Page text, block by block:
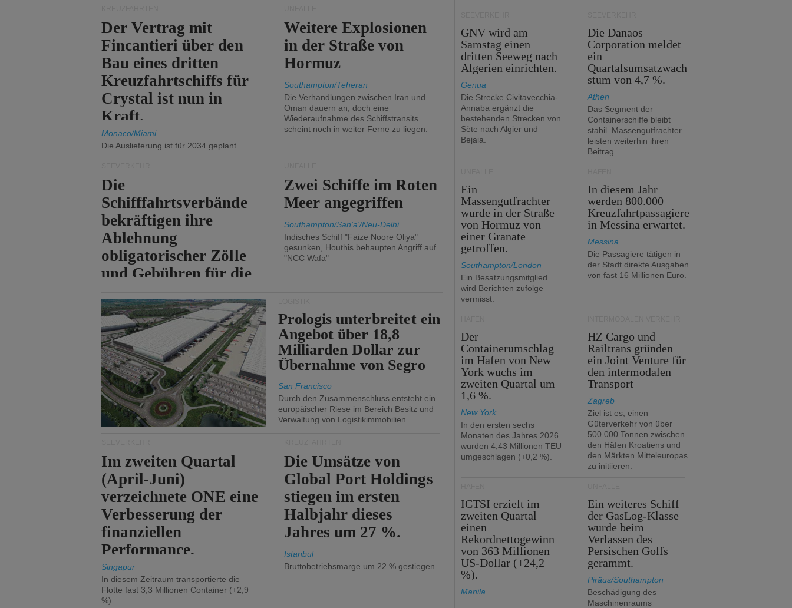
Der Vertrag mit
Fincantieri über den
Bau eines dritten
Kreuzfahrtschiffs für
Crystal ist nun in
Kraft.
Monaco/Miami
Die Auslieferung ist für 2034 geplant.
Weitere Explosionen
in der Straße von
Hormuz
Southampton/Teheran
Die Verhandlungen zwischen Iran und
Oman dauern an, doch eine
Wiederaufnahme des Schiffstransits
scheint noch in weiter Ferne zu liegen.
Die
Schifffahrtsverbände
bekräftigen ihre
Ablehnung
obligatorischer Zölle
und Gebühren für die
von Hormuz.
Zwei Schiffe im Roten
Meer angegriffen
Southampton/San'a'/Neu-Delhi
Indisches Schiff "Faize Noore Oliya"
gesunken, Houthis behaupten Angriff auf
"NCC Wafa"
Prologis unterbreitet ein
Angebot über 18,8
Milliarden Dollar zur
Übernahme von Segro
San Francisco
Durch den Zusammenschluss entsteht ein
europäischer Riese im Bereich Besitz und
Verwaltung von Logistikimmobilien.
Im zweiten Quartal
(April-Juni)
verzeichnete ONE eine
Verbesserung der
finanziellen
Performance.
Singapur
In diesem Zeitraum transportierte die
Flotte fast 3,3 Millionen Container (+2,9
%).
Die Umsätze von
Global Port Holdings
stiegen im ersten
Halbjahr dieses
Jahres um 27 %.
Istanbul
Bruttobetriebsmarge um 22 % gestiegen
GNV wird am
Samstag einen
dritten Seeweg nach
Algerien einrichten.
Genua
Die Strecke Civitavecchia-
Annaba ergänzt die
bestehenden Strecken von
Sète nach Algier und
Bejaia.
Die Danaos
Corporation meldet
ein
Quartalsumsatzwach
stum von 4,7 %.
Athen
Das Segment der
Containerschiffe bleibt
stabil. Massengutfrachter
leisten weiterhin ihren
Beitrag.
Ein
Massengutfrachter
wurde in der Straße
von Hormuz von
einer Granate
getroffen.
Southampton/London
Ein Besatzungsmitglied
wird Berichten zufolge
vermisst.
In diesem Jahr
werden 800.000
Kreuzfahrtpassagiere
in Messina erwartet.
Messina
Die Passagiere tätigen in
der Stadt direkte Ausgaben
von fast 16 Millionen Euro.
Der
Containerumschlag
im Hafen von New
York wuchs im
zweiten Quartal um
1,6 %.
New York
In den ersten sechs
Monaten des Jahres 2026
wurden 4,43 Millionen TEU
umgeschlagen (+0,2 %).
HZ Cargo und
Railtrans gründen
ein Joint Venture für
den intermodalen
Transport
Zagreb
Ziel ist es, einen
Güterverkehr von über
500.000 Tonnen zwischen
den Häfen Kroatiens und
den Märkten Mitteleuropas
zu initiieren.
ICTSI erzielt im
zweiten Quartal
einen
Rekordnettogewinn
von 363 Millionen
US-Dollar (+24,2
%).
Manila
Ein weiteres Schiff
der GasLog-Klasse
wurde beim
Verlassen des
Persischen Golfs
gerammt.
Piräus/Southampton
Beschädigung des
Maschinenraums